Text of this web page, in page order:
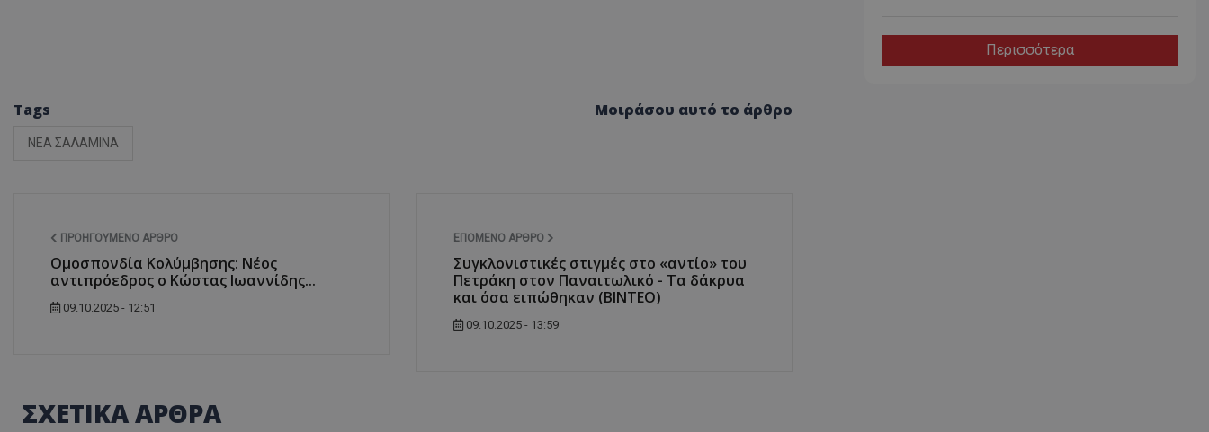
Tags
ΝΕΑ ΣΑΛΑΜΙΝΑ
Μοιράσου αυτό το άρθρο
ΠΡΟΗΓΟΎΜΕΝΟ ΆΡΘΡΟ
Ομοσπονδία Κολύμβησης: Νέος
αντιπρόεδρος ο Κώστας Ιωαννίδης...
09.10.2025 - 12:51
ΕΠΌΜΕΝΟ ΆΡΘΡΟ
Συγκλονιστικές στιγμές στο «αντίο» του
Πετράκη στον Παναιτωλικό - Τα δάκρυα
και όσα ειπώθηκαν (ΒΙΝΤΕΟ)
09.10.2025 - 13:59
ΣΧΕΤΙΚΑ ΑΡΘΡΑ
Περισσότερα